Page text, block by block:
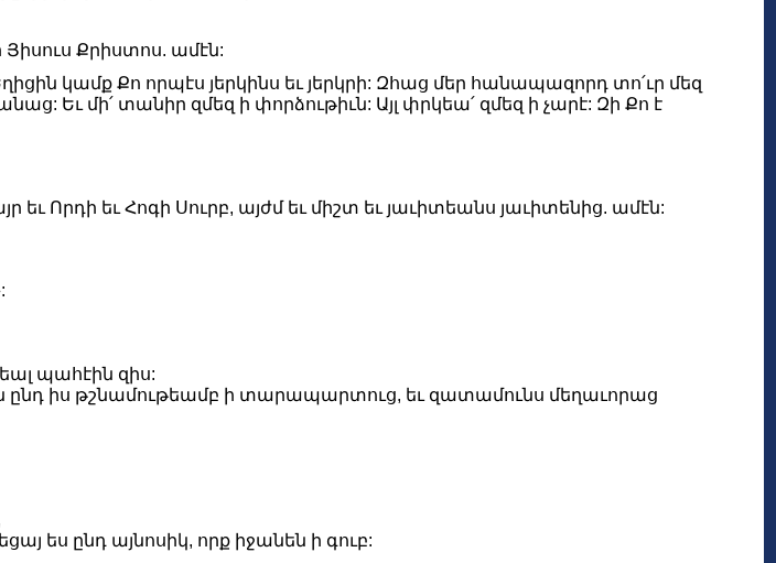
Յիսուս Քրիստոս. ամէն:
կամք Քո որպէս յերկինս եւ յերկրի: Զհաց մեր հանապազորդ տո՛ւր մեզ
Եւ մի՛ տանիր զմեզ ի փորձութիւն: Այլ փրկեա՛ զմեզ ի չարէ: Զի Քո է
Որդի եւ Հոգի Սուրբ, այժմ եւ միշտ եւ յաւիտեանս յաւիտենից. ամէն:
պահէին զիս:
ընդ իս թշնամութեամբ ի տարապարտուց, եւ զատամունս մեղաւորաց
ես ընդ այնոսիկ, որք իջանեն ի գուբ: